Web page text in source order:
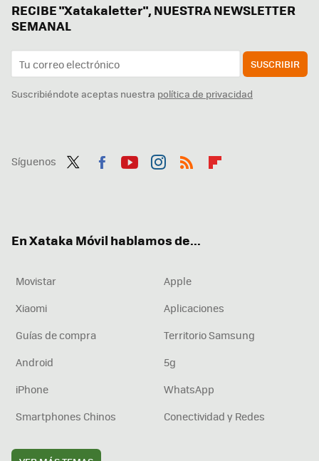
RECIBE "Xatakaletter", NUESTRA NEWSLETTER
SEMANAL
SUSCRIBIR
Suscribiéndote aceptas nuestra política de privacidad
Síguenos
En Xataka Móvil hablamos de...
Movistar
Apple
Xiaomi
Aplicaciones
Guías de compra
Territorio Samsung
Android
5g
iPhone
WhatsApp
Smartphones Chinos
Conectividad y Redes